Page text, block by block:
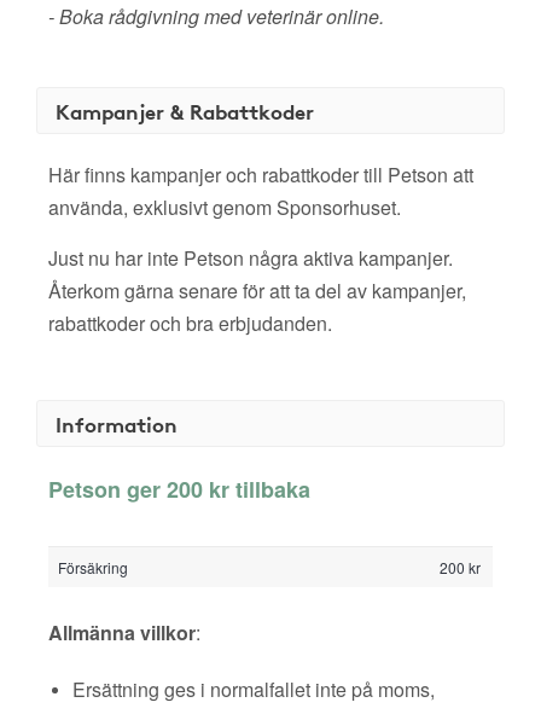
- Boka rådgivning med veterinär online.
Kampanjer & Rabattkoder
Här finns kampanjer och rabattkoder till Petson att
använda, exklusivt genom Sponsorhuset.
Just nu har inte Petson några aktiva kampanjer.
Återkom gärna senare för att ta del av kampanjer,
rabattkoder och bra erbjudanden.
Information
Petson ger 200 kr tillbaka
Försäkring 200 kr
Allmänna villkor:
Ersättning ges i normalfallet inte på moms,